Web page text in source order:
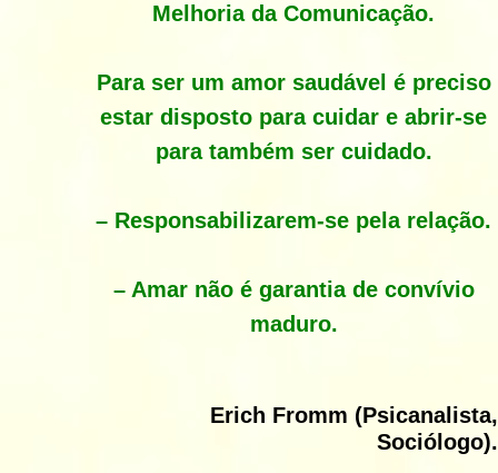
Melhoria da Comunicação.
Para ser um amor saudável é preciso
estar disposto para cuidar e abrir-se
para também ser cuidado.
– Responsabilizarem-se pela relação.
– Amar não é garantia de convívio
maduro.
Erich Fromm (Psicanalista,
Sociólogo).